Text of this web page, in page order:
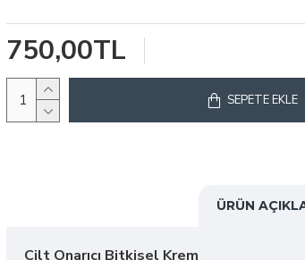
750,00TL
SEPETE EKLE
ÜRÜN
Cilt Onarıcı Bitkisel Krem